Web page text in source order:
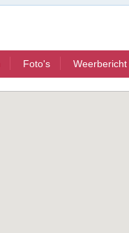
Foto's Weerbericht